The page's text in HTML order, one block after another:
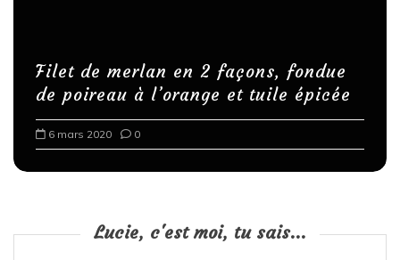
Filet de merlan en 2 façons, fondue
de poireau à l’orange et tuile épicée
6 mars 2020 0
Lucie, c'est moi, tu sais...